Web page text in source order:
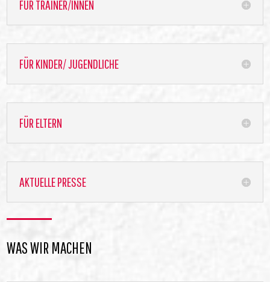
FÜR TRAINER/INNEN
FÜR KINDER/ JUGENDLICHE
FÜR ELTERN
AKTUELLE PRESSE
WAS WIR MACHEN